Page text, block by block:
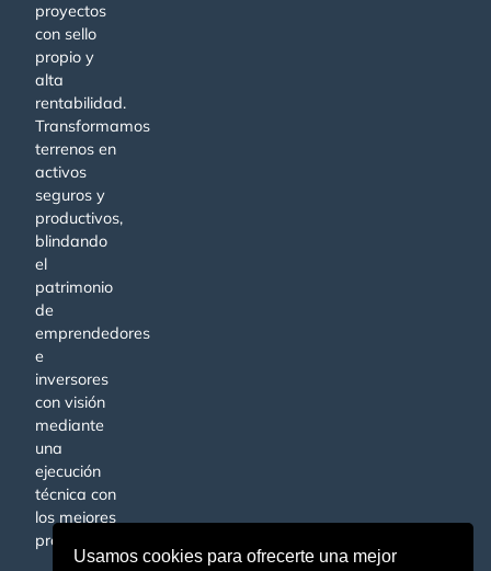
Usamos cookies para ofrecerte una mejor
proyectos
con sello
propio y
alta
rentabilidad.
Transformamos
terrenos en
activos
seguros y
productivos,
blindando
el
patrimonio
de
emprendedores
e
inversores
con visión
mediante
una
ejecución
técnica con
los mejores
profesionales.